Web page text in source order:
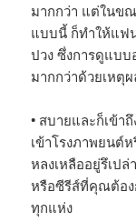
มากกว่า แต่ในข
แบบนี้ ก็ทำให้แฟ
ปวง ซึ่งการดูแบ
มากกว่าด้วยเหตุ
• สบายและก็เข้า
เข้าโรงภาพยนต์
หลงเหลืออยู่รึเป
หรือซีรีส์ที่คุณต้อง
ทุกแห่ง